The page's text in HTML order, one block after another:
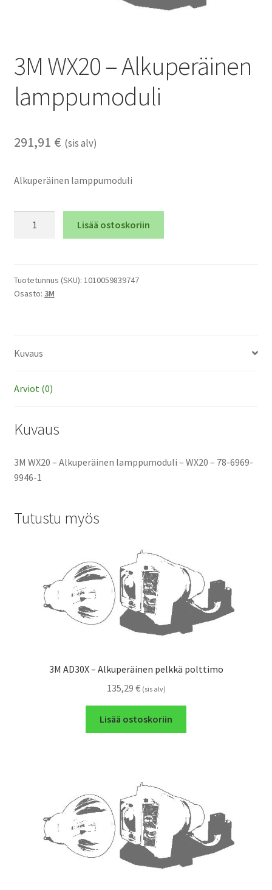
3M WX20 – Alkuperäinen
lamppumoduli
291,91 € (sis alv)
Alkuperäinen lamppumoduli
lamppumoduli
määrä
Lisää ostoskoriin
Tuotetunnus (SKU): 1010059839747
Osasto: 3M
Kuvaus
Arviot (0)
Kuvaus
3M WX20 – Alkuperäinen lamppumoduli – WX20 – 78-6969-
9946-1
Tutustu myös
3M AD30X – Alkuperäinen pelkkä polttimo
135,29 € (sis alv)
Lisää ostoskoriin